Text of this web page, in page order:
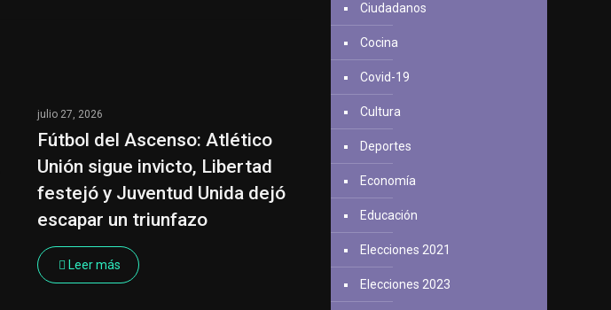
julio 27, 2026
Fútbol del Ascenso: Atlético
Unión sigue invicto, Libertad
festejó y Juventud Unida dejó
escapar un triunfazo
Leer más
Ciudadanos
Cocina
Covid-19
Cultura
Deportes
Economía
Educación
Elecciones 2021
Elecciones 2023